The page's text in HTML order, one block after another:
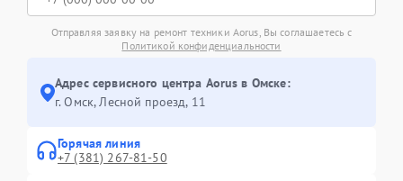
Отправляя заявку на ремонт техники Aorus, Вы соглашаетесь с
Политикой конфиденциальности
Адрес сервисного центра Aorus в Омске:
г. Омск, ​Лесной проезд, 11
Горячая линия
+7 (381) 267-81-50